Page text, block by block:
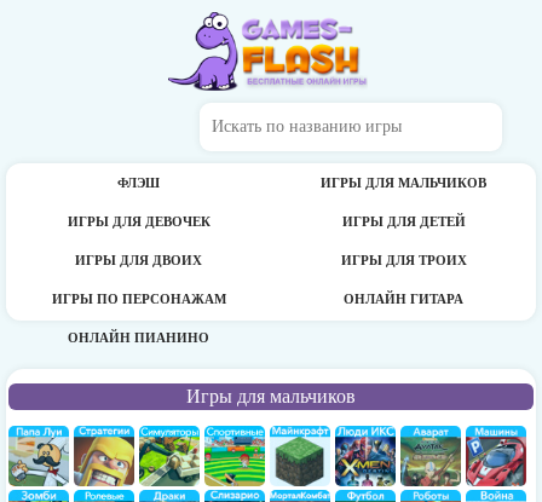
ФЛЭШ ИГРЫ ДЛЯ МАЛЬЧИКОВ
ИГРЫ ДЛЯ ДЕВОЧЕК ИГРЫ ДЛЯ ДЕТЕЙ
ИГРЫ ДЛЯ ДВОИХ ИГРЫ ДЛЯ ТРОИХ
ИГРЫ ПО ПЕРСОНАЖАМ ОНЛАЙН ГИТАРА
ОНЛАЙН ПИАНИНО
Игры для мальчиков